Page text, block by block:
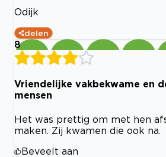
Odijk
delen
8
Vriendelijke vakbekwame en
mensen
Het was prettig om met hen
maken. Zij kwamen die ook na.
Beveelt aan